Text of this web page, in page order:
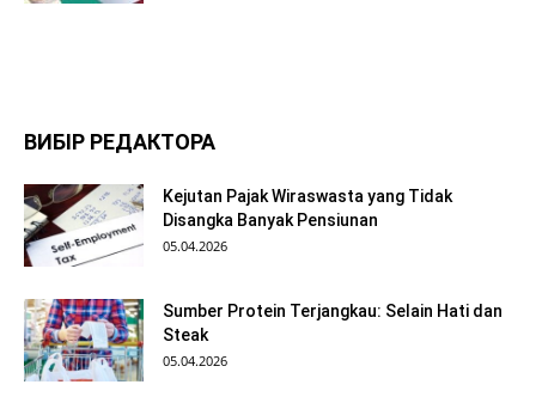
ВИБІР РЕДАКТОРА
Kejutan Pajak Wiraswasta yang Tidak
Disangka Banyak Pensiunan
05.04.2026
Sumber Protein Terjangkau: Selain Hati dan
Steak
05.04.2026